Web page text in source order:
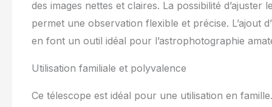
lumineuse
Douceur et
et horizontal
observations
des images nettes et claires. La possibilité
permet une observation flexible et précise. L’ajout
en font un outil idéal pour l’astrophotographie
Utilisation familiale et polyvalence
Ce télescope est idéal pour une utilisation en